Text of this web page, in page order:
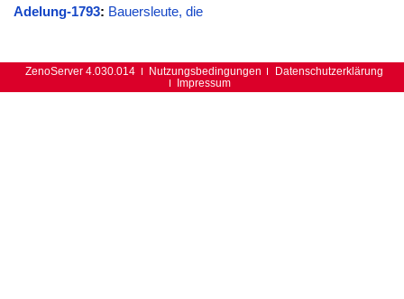
Adelung-1793: Bauersleute, die
ZenoServer 4.030.014 Nutzungsbedingungen
Datenschutzerklärung
Impressum